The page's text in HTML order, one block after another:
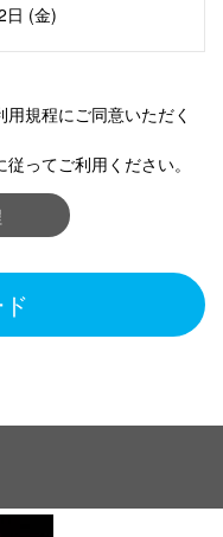
日 (金)
規程にご同意いただく
ってご利用ください。